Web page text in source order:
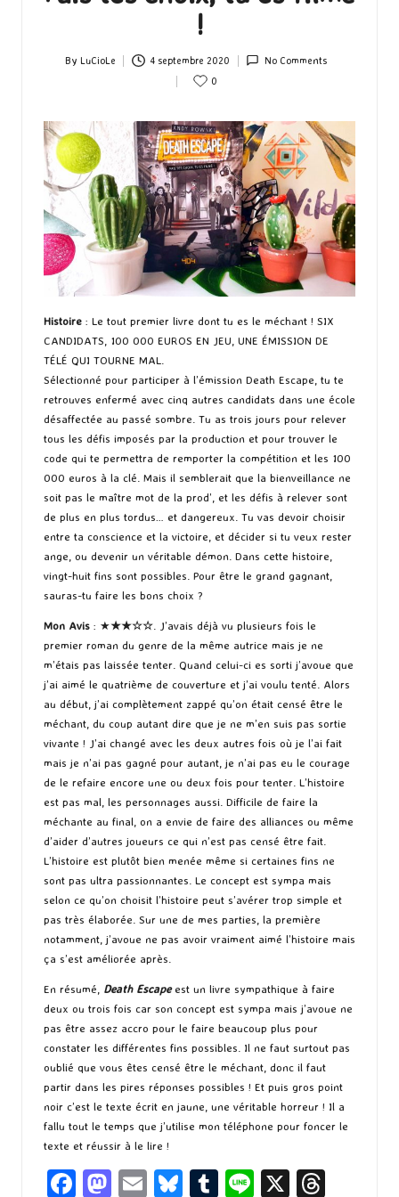
!
Posted
By LuCioLe 4 septembre 2020
No Comments
0
Histoire : Le tout premier livre dont tu es le méchant ! SIX
CANDIDATS, 100 000 EUROS EN JEU, UNE ÉMISSION DE
TÉLÉ QUI TOURNE MAL.
Sélectionné pour participer à l’émission Death Escape, tu te
retrouves enfermé avec cinq autres candidats dans une école
désaffectée au passé sombre. Tu as trois jours pour relever
tous les défis imposés par la production et pour trouver le
code qui te permettra de remporter la compétition et les 100
000 euros à la clé. Mais il semblerait que la bienveillance ne
soit pas le maître mot de la prod’, et les défis à relever sont
de plus en plus tordus… et dangereux. Tu vas devoir choisir
entre ta conscience et la victoire, et décider si tu veux rester
ange, ou devenir un véritable démon. Dans cette histoire,
vingt-huit fins sont possibles. Pour être le grand gagnant,
sauras-tu faire les bons choix ?
Mon Avis : ★★★☆☆. J’avais déjà vu plusieurs fois le
premier roman du genre de la même autrice mais je ne
m’étais pas laissée tenter. Quand celui-ci es sorti j’avoue que
j’ai aimé le quatrième de couverture et j’ai voulu tenté. Alors
au début, j’ai complètement zappé qu’on était censé être le
méchant, du coup autant dire que je ne m’en suis pas sortie
vivante ! J’ai changé avec les deux autres fois où je l’ai fait
mais je n’ai pas gagné pour autant, je n’ai pas eu le courage
de le refaire encore une ou deux fois pour tenter. L’histoire
est pas mal, les personnages aussi. Difficile de faire la
méchante au final, on a envie de faire des alliances ou même
d’aider d’autres joueurs ce qui n’est pas censé être fait.
L’histoire est plutôt bien menée même si certaines fins ne
sont pas ultra passionnantes. Le concept est sympa mais
selon ce qu’on choisit l’histoire peut s’avérer trop simple et
pas très élaborée. Sur une de mes parties, la première
notamment, j’avoue ne pas avoir vraiment aimé l’histoire mais
ça s’est améliorée après.
En résumé, Death Escapeest un livre sympathique à faire
deux ou trois fois car son concept est sympa mais j’avoue ne
pas être assez accro pour le faire beaucoup plus pour
constater les différentes fins possibles. Il ne faut surtout pas
oublié que vous êtes censé être le méchant, donc il faut
partir dans les pires réponses possibles ! Et puis gros point
noir c’est le texte écrit en jaune, une véritable horreur ! Il a
fallu tout le temps que j’utilise mon téléphone pour foncer le
texte et réussir à le lire !
Fa M E
Bl T
Li X